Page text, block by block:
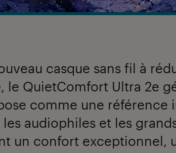
casque sans fil à
le QuietComfort Ultra 2e
comme une référence
les audiophiles et les
un confort exceptionnel,